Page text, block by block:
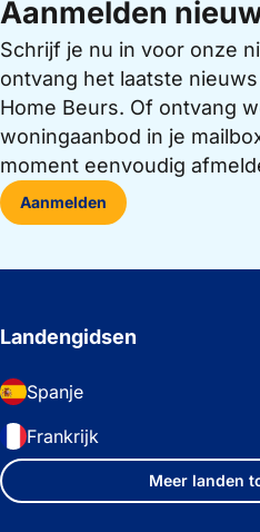
Aanmelden
Schrijf je nu in voor onze
ontvang het laatste
Home Beurs. Of ontvang
woningaanbod in je
moment eenvoudig
Aanmelden
Landengidsen
Spanje
Frankrijk
Meer landen